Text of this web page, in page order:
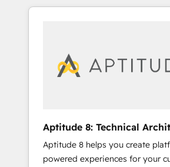
structuration de votre projet
comptes existants. En France et à
digitale et des startups florissantes.
grandes expertises sont : ➤ L’intégration de
synchronisation API, audit et
La création de sites internet de
qui transforment les visiteurs en
Aptitude 8: Technical
Deployment
Aptitude 8 helps you create
powered experiences for your